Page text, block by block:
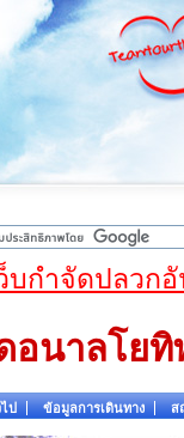
บกำจัดปลวก
อนาลโยทิ
ป ข้อมูลการเดินทาง ส